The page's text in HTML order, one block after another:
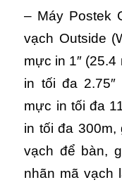
– Máy Postek
vạch Outside
mực in 1″
in tối đa 2.75″
mực in tối đa
in tối đa
vạch để bàn,
nhãn mã vạch